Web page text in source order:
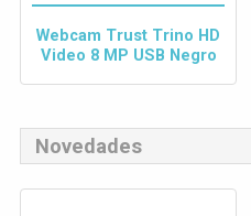
Webcam Trust Trino HD
Video 8 MP USB Negro
Novedades